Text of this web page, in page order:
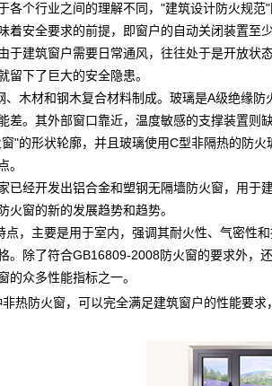
各个行业之间的理解不同，"建筑设计防火规
着安全要求的前提，即窗户的自动关闭装置
于建筑窗户需要日常通风，往往处于是开放
留下了巨大的安全隐患。
、木材和钢木复合材料制成。玻璃是A级绝缘
差。其外部窗口靠近，温度敏感的支撑装置
"的形状轮廓，并且玻璃使用C型非隔热的防
。
已经开发出铝合金和塑钢无隔墙防火窗，用
火窗的新的发展趋势和趋势。
点，主要是用于室内，强调其耐火性、气密性
。除了符合GB16809-2008防火窗的要求外，
的众多性能指标之一。
热防火窗，可以完全满足建筑窗户的性能要求